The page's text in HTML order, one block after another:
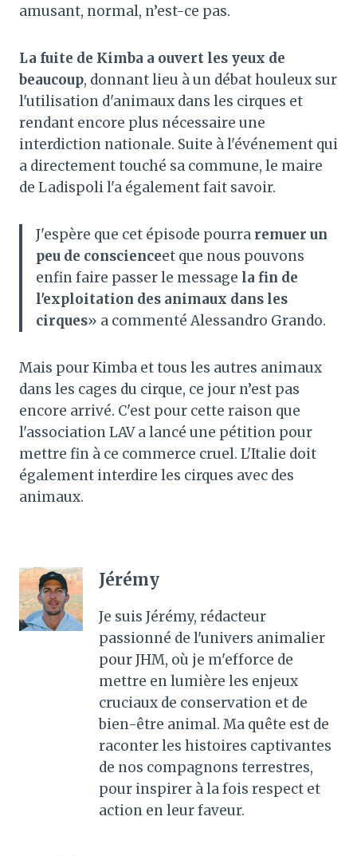
amusant, normal, n’est-ce pas.
La fuite de Kimba a ouvert les yeux de
beaucoup, donnant lieu à un débat houleux sur
l'utilisation d'animaux dans les cirques et
rendant encore plus nécessaire une
interdiction nationale. Suite à l'événement qui
a directement touché sa commune, le maire
de Ladispoli l'a également fait savoir.
J'espère que cet épisode pourra remuer un
peu de conscienceet que nous pouvons
enfin faire passer le message la fin de
l'exploitation des animaux dans les
cirques» a commenté Alessandro Grando.
Mais pour Kimba et tous les autres animaux
dans les cages du cirque, ce jour n’est pas
encore arrivé. C'est pour cette raison que
l'association LAV a lancé une pétition pour
mettre fin à ce commerce cruel. L'Italie doit
également interdire les cirques avec des
animaux.
Jérémy
Je suis Jérémy, rédacteur
passionné de l'univers animalier
pour JHM, où je m'efforce de
mettre en lumière les enjeux
cruciaux de conservation et de
bien-être animal. Ma quête est de
raconter les histoires captivantes
de nos compagnons terrestres,
pour inspirer à la fois respect et
action en leur faveur.